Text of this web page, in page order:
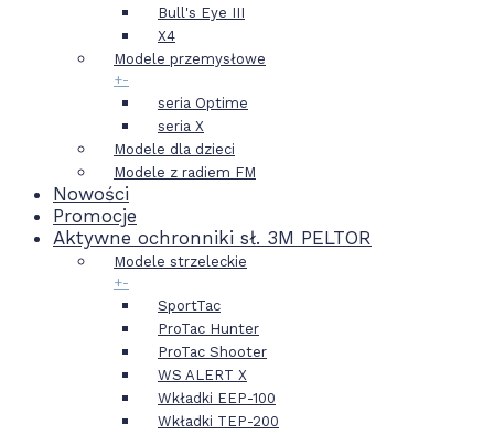
Bull's Eye III
X4
Modele przemysłowe
+-
seria Optime
seria X
Modele dla dzieci
Modele z radiem FM
Nowości
Promocje
Aktywne ochronniki sł. 3M PELTOR
Modele strzeleckie
+-
SportTac
ProTac Hunter
ProTac Shooter
WS ALERT X
Wkładki EEP-100
Wkładki TEP-200